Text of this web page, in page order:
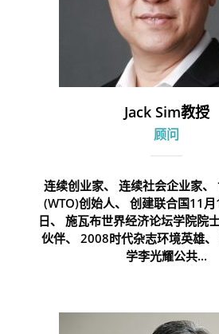
Jack Sim教授
顾问
连续创业家、 连续社会企业家、
(WTO)创始人、 创建联合国11
日、 施瓦布世界经济论坛学院院
伙伴、 2008时代杂志环境英雄
学李光耀公共...